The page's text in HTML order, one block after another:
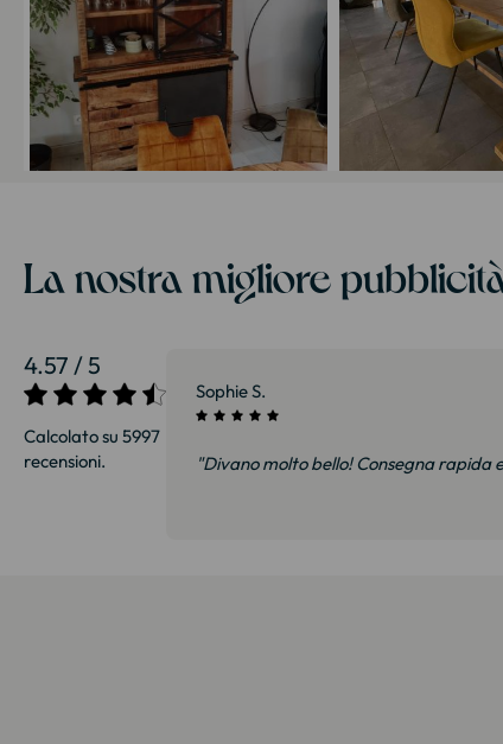
La nostra migliore
4.57 / 5
Calcolato su 5997
recensioni.
27/07/2026
e soprattutto
Sophie S.
"Divano molto bello! Consegna rapida